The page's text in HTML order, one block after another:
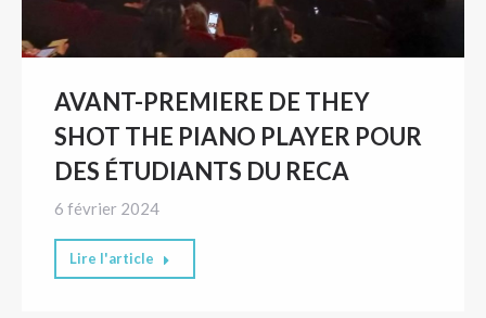
AVANT-PREMIERE DE THEY
SHOT THE PIANO PLAYER POUR
DES ÉTUDIANTS DU RECA
6 février 2024
Lire l'article